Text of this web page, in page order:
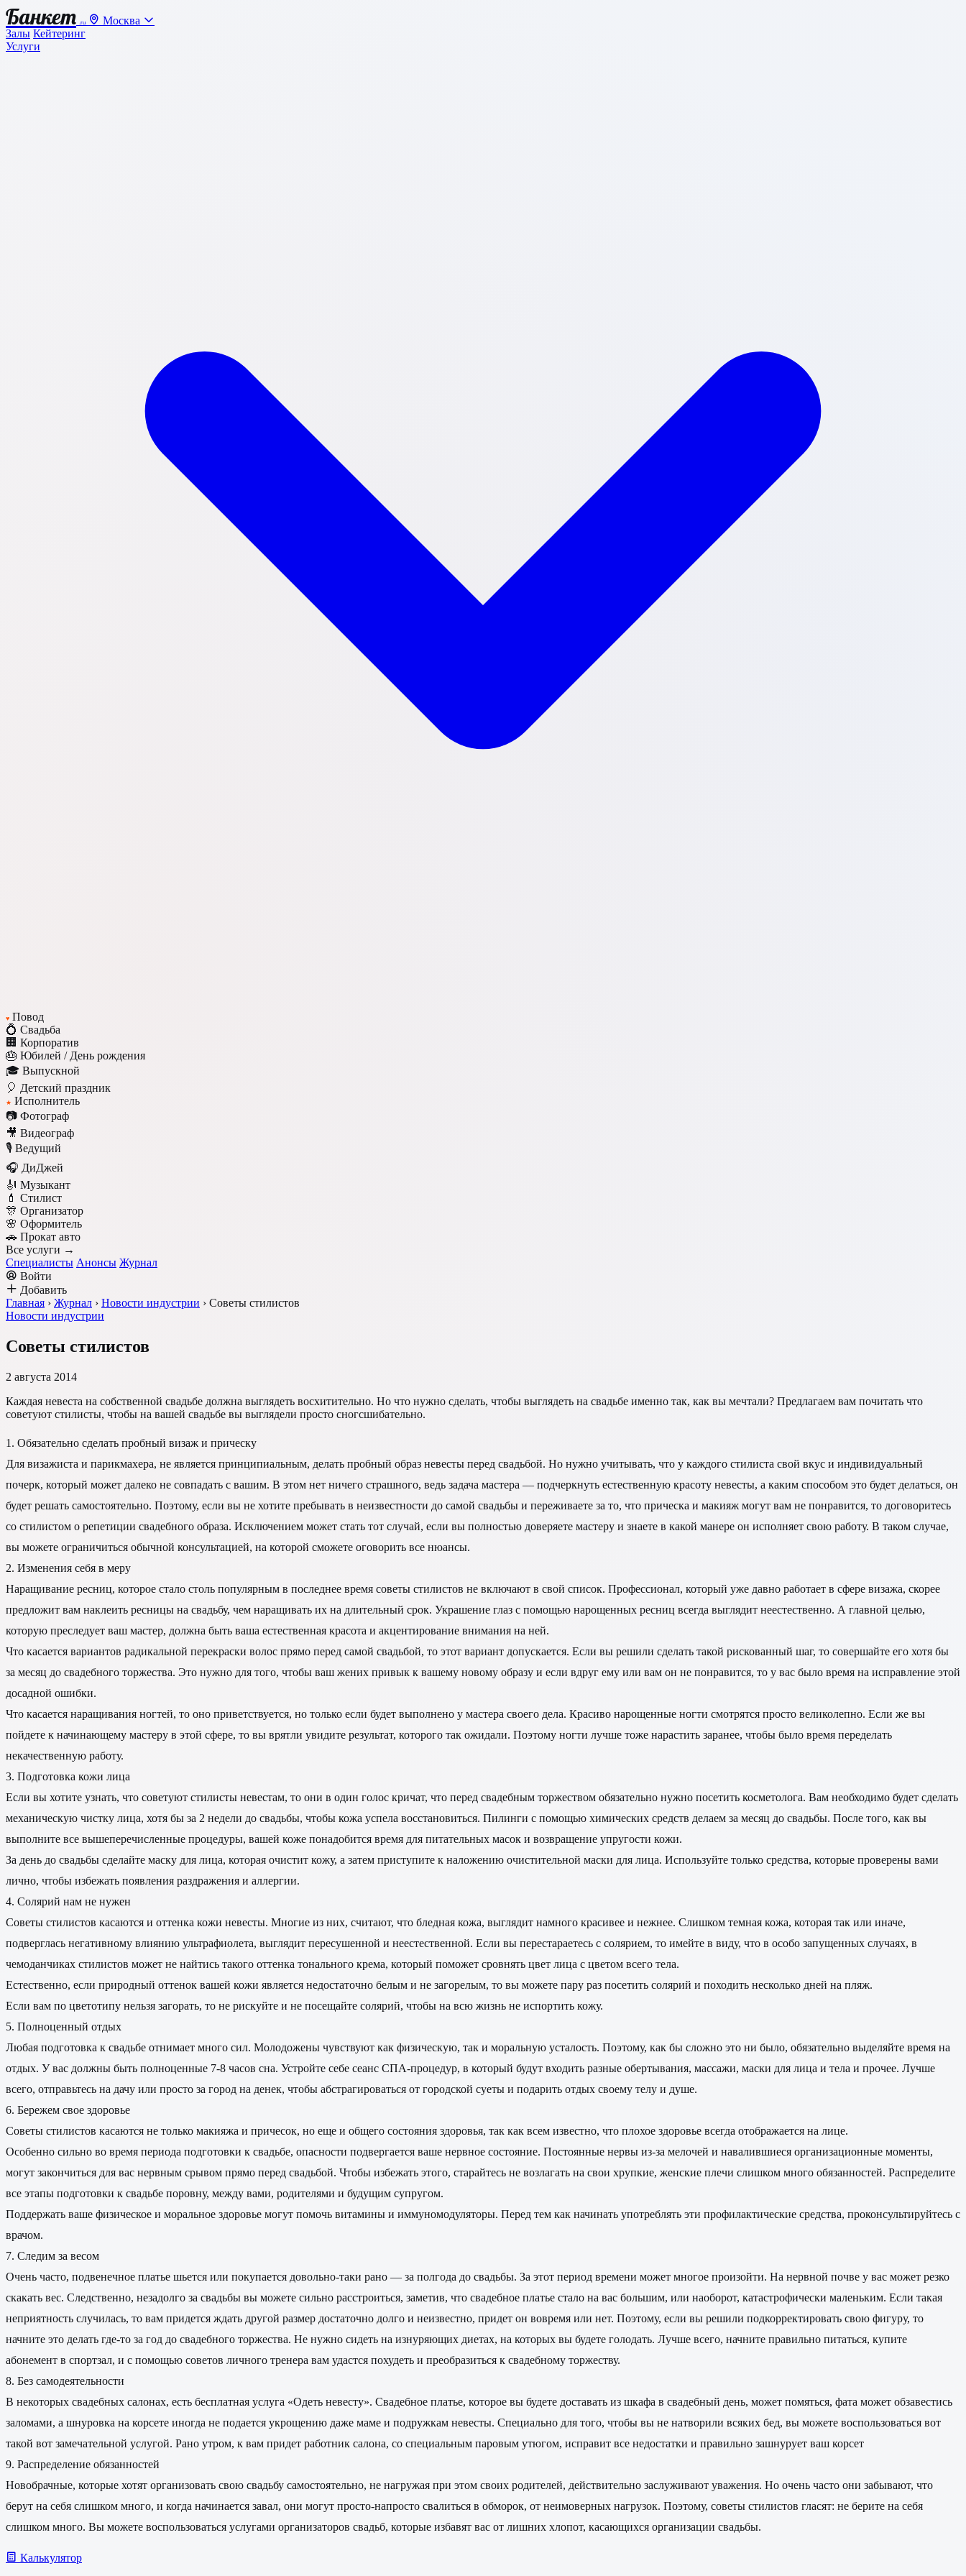
Банкет .ru
Москва
Залы Кейтеринг
Услуги
♥ Повод
💍 Свадьба
🏢 Корпоратив
🎂 Юбилей / День рождения
🎓 Выпускной
🎈 Детский праздник
★ Исполнитель
📷 Фотограф
🎥 Видеограф
🎙️ Ведущий
🎧 ДиДжей
🎻 Музыкант
💄 Стилист
🎊 Организатор
🌸 Оформитель
🚗 Прокат авто
Все услуги →
Специалисты Анонсы Журнал
Войти
Добавить
Главная › Журнал › Новости индустрии › Советы стилистов
Новости индустрии
Советы стилистов
2 августа 2014
Каждая невеста на собственной свадьбе должна выглядеть восхитительно. Но что нужно сделать, чтобы выглядеть на свадьбе именно так, как вы мечтали? Предлагаем вам почитать что
советуют стилисты, чтобы на вашей свадьбе вы выглядели просто сногсшибательно.
1. Обязательно сделать пробный визаж и прическу
Для визажиста и парикмахера, не является принципиальным, делать пробный образ невесты перед свадьбой. Но нужно учитывать, что у каждого стилиста свой вкус и индивидуальный
почерк, который может далеко не совпадать с вашим. В этом нет ничего страшного, ведь задача мастера — подчеркнуть естественную красоту невесты, а каким способом это будет делаться, он
будет решать самостоятельно. Поэтому, если вы не хотите пребывать в неизвестности до самой свадьбы и переживаете за то, что прическа и макияж могут вам не понравится, то договоритесь
со стилистом о репетиции свадебного образа. Исключением может стать тот случай, если вы полностью доверяете мастеру и знаете в какой манере он исполняет свою работу. В таком случае,
вы можете ограничиться обычной консультацией, на которой сможете оговорить все нюансы.
2. Изменения себя в меру
Наращивание ресниц, которое стало столь популярным в последнее время советы стилистов не включают в свой список. Профессионал, который уже давно работает в сфере визажа, скорее
предложит вам наклеить ресницы на свадьбу, чем наращивать их на длительный срок. Украшение глаз с помощью нарощенных ресниц всегда выглядит неестественно. А главной целью,
которую преследует ваш мастер, должна быть ваша естественная красота и акцентирование внимания на ней.
Что касается вариантов радикальной перекраски волос прямо перед самой свадьбой, то этот вариант допускается. Если вы решили сделать такой рискованный шаг, то совершайте его хотя бы
за месяц до свадебного торжества. Это нужно для того, чтобы ваш жених привык к вашему новому образу и если вдруг ему или вам он не понравится, то у вас было время на исправление этой
досадной ошибки.
Что касается наращивания ногтей, то оно приветствуется, но только если будет выполнено у мастера своего дела. Красиво нарощенные ногти смотрятся просто великолепно. Если же вы
пойдете к начинающему мастеру в этой сфере, то вы врятли увидите результат, которого так ожидали. Поэтому ногти лучше тоже нарастить заранее, чтобы было время переделать
некачественную работу.
3. Подготовка кожи лица
Если вы хотите узнать, что советуют стилисты невестам, то они в один голос кричат, что перед свадебным торжеством обязательно нужно посетить косметолога. Вам необходимо будет сделать
механическую чистку лица, хотя бы за 2 недели до свадьбы, чтобы кожа успела восстановиться. Пилинги с помощью химических средств делаем за месяц до свадьбы. После того, как вы
выполните все вышеперечисленные процедуры, вашей коже понадобится время для питательных масок и возвращение упругости кожи.
За день до свадьбы сделайте маску для лица, которая очистит кожу, а затем приступите к наложению очистительной маски для лица. Используйте только средства, которые проверены вами
лично, чтобы избежать появления раздражения и аллергии.
4. Солярий нам не нужен
Советы стилистов касаются и оттенка кожи невесты. Многие из них, считают, что бледная кожа, выглядит намного красивее и нежнее. Слишком темная кожа, которая так или иначе,
подверглась негативному влиянию ультрафиолета, выглядит пересушенной и неестественной. Если вы перестараетесь с солярием, то имейте в виду, что в особо запущенных случаях, в
чемоданчиках стилистов может не найтись такого оттенка тонального крема, который поможет сровнять цвет лица с цветом всего тела.
Естественно, если природный оттенок вашей кожи является недостаточно белым и не загорелым, то вы можете пару раз посетить солярий и походить несколько дней на пляж.
Если вам по цветотипу нельзя загорать, то не рискуйте и не посещайте солярий, чтобы на всю жизнь не испортить кожу.
5. Полноценный отдых
Любая подготовка к свадьбе отнимает много сил. Молодожены чувствуют как физическую, так и моральную усталость. Поэтому, как бы сложно это ни было, обязательно выделяйте время на
отдых. У вас должны быть полноценные 7-8 часов сна. Устройте себе сеанс СПА-процедур, в который будут входить разные обертывания, массажи, маски для лица и тела и прочее. Лучше
всего, отправьтесь на дачу или просто за город на денек, чтобы абстрагироваться от городской суеты и подарить отдых своему телу и душе.
6. Бережем свое здоровье
Советы стилистов касаются не только макияжа и причесок, но еще и общего состояния здоровья, так как всем известно, что плохое здоровье всегда отображается на лице.
Особенно сильно во время периода подготовки к свадьбе, опасности подвергается ваше нервное состояние. Постоянные нервы из-за мелочей и навалившиеся организационные моменты,
могут закончиться для вас нервным срывом прямо перед свадьбой. Чтобы избежать этого, старайтесь не возлагать на свои хрупкие, женские плечи слишком много обязанностей. Распределите
все этапы подготовки к свадьбе поровну, между вами, родителями и будущим супругом.
Поддержать ваше физическое и моральное здоровье могут помочь витамины и иммуномодуляторы. Перед тем как начинать употреблять эти профилактические средства, проконсультируйтесь с
врачом.
7. Следим за весом
Очень часто, подвенечное платье шьется или покупается довольно-таки рано — за полгода до свадьбы. За этот период времени может многое произойти. На нервной почве у вас может резко
скакать вес. Следственно, незадолго за свадьбы вы можете сильно расстроиться, заметив, что свадебное платье стало на вас большим, или наоборот, катастрофически маленьким. Если такая
неприятность случилась, то вам придется ждать другой размер достаточно долго и неизвестно, придет он вовремя или нет. Поэтому, если вы решили подкорректировать свою фигуру, то
начните это делать где-то за год до свадебного торжества. Не нужно сидеть на изнуряющих диетах, на которых вы будете голодать. Лучше всего, начните правильно питаться, купите
абонемент в спортзал, и с помощью советов личного тренера вам удастся похудеть и преобразиться к свадебному торжеству.
8. Без самодеятельности
В некоторых свадебных салонах, есть бесплатная услуга «Одеть невесту». Свадебное платье, которое вы будете доставать из шкафа в свадебный день, может помяться, фата может обзавестись
заломами, а шнуровка на корсете иногда не подается укрощению даже маме и подружкам невесты. Специально для того, чтобы вы не натворили всяких бед, вы можете воспользоваться вот
такой вот замечательной услугой. Рано утром, к вам придет работник салона, со специальным паровым утюгом, исправит все недостатки и правильно зашнурует ваш корсет
9. Распределение обязанностей
Новобрачные, которые хотят организовать свою свадьбу самостоятельно, не нагружая при этом своих родителей, действительно заслуживают уважения. Но очень часто они забывают, что
берут на себя слишком много, и когда начинается завал, они могут просто-напросто свалиться в обморок, от неимоверных нагрузок. Поэтому, советы стилистов гласят: не берите на себя
слишком много. Вы можете воспользоваться услугами организаторов свадьб, которые избавят вас от лишних хлопот, касающихся организации свадьбы.
Калькулятор